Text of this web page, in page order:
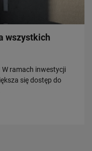
wszystkich
ramach inwestycji
się dostęp do